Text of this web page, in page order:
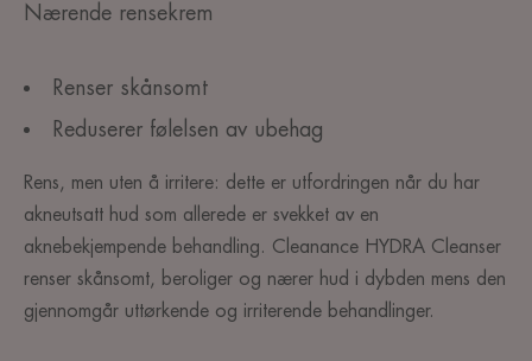
Nærende rensekrem
Renser skånsomt
Reduserer følelsen av ubehag
Rens, men uten å irritere: dette er utfordringen når du har
akneutsatt hud som allerede er svekket av en
aknebekjempende behandling. Cleanance HYDRA Cleanser
renser skånsomt, beroliger og nærer hud i dybden mens den
gjennomgår uttørkende og irriterende behandlinger.